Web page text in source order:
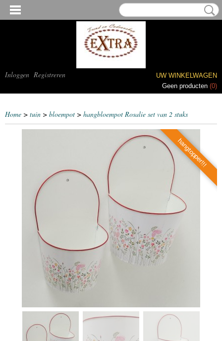
Inloggen Registreren
UW WINKELWAGEN
Geen producten (0)
Home > tuin > bloempot > hangbloempot Rosalie set van 2 stuks
hangtopper!!!